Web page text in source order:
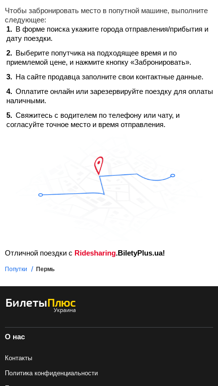
Чтобы забронировать место в попутной машине, выполните
следующее:
В форме поиска укажите города отправления/прибытия и
дату поездки.
Выберите попутчика на подходящее время и по
приемлемой цене, и нажмите кнопку «Забронировать».
На сайте продавца заполните свои контактные данные.
Оплатите онлайн или зарезервируйте поездку для оплаты
наличными.
Свяжитесь с водителем по телефону или чату, и
согласуйте точное место и время отправления.
Отличной поездки с Ridesharing.BiletyPlus.ua!
Попутки Пермь
О нас
Контакты
Политика конфиденциальности